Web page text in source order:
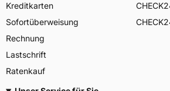
Kreditkarten
Sofortüberweisung
Rechnung
Lastschrift
Ratenkauf